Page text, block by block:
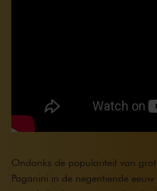
Ondanks de populariteit van
Paganini in de negentiende